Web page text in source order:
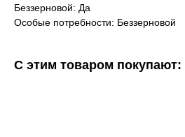
Беззерновой: Да
Особые потребности: Беззерновой
С этим товаром покупают: